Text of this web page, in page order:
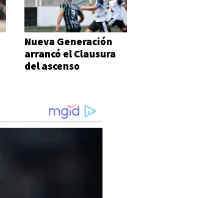
Nueva Generación
arrancó el Clausura
del ascenso